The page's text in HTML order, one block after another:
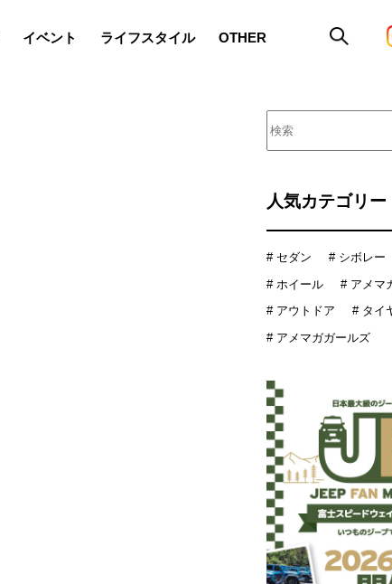
イベント ライフスタイル OTHER
人気カテゴリー
# セダン # シボレー
# ホイール # アメマ
# アウトドア
# タイ
# アメマガガールズ